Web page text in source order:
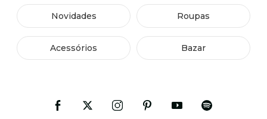
Novidades Roupas
Acessórios Bazar